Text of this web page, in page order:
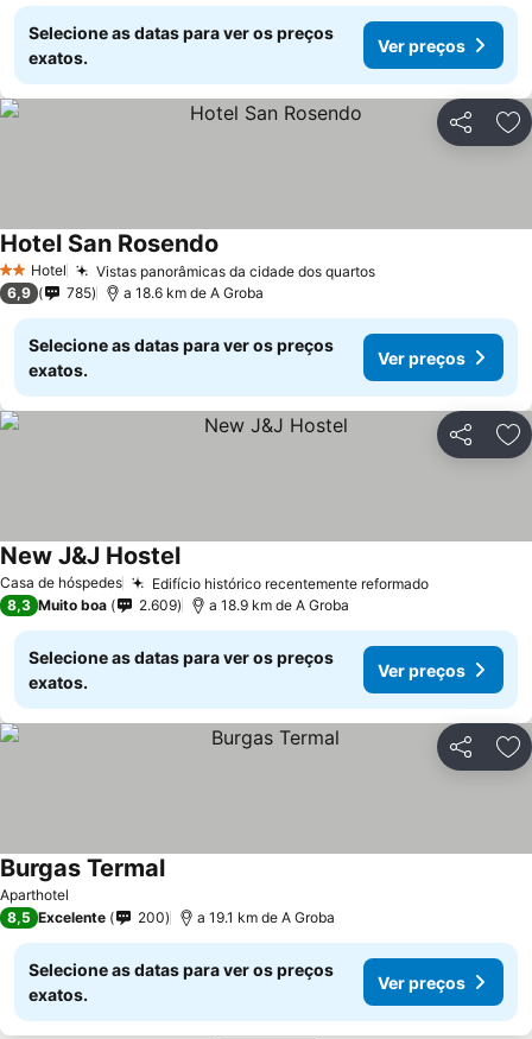
Selecione as datas para ver os preços
exatos.
Ver preços
Partilhar
2 Estrelas
Hotel Vistas panorâmicas da cidade dos quartos
Hotel San Rosendo
6,9 785 a 18.6 km de A Groba
Selecione as datas para ver os preços
exatos.
Ver preços
Partilhar
Casa de hóspedes Edifício histórico recentemente reformado
New J&J Hostel
8,3 Muito boa 2.609 a 18.9 km de A Groba
Selecione as datas para ver os preços
exatos.
Ver preços
Partilhar
Aparthotel
Burgas Termal
8,5 Excelente 200 a 19.1 km de A Groba
Selecione as datas para ver os preços
exatos.
Ver preços